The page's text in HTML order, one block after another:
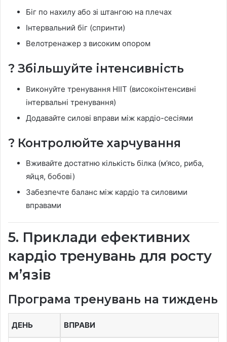
Біг по нахилу або зі штангою на плечах
Інтервальний біг (спринти)
Велотренажер з високим опором
? Збільшуйте інтенсивність
Виконуйте тренування HIIT (високоінтенсивні
інтервальні тренування)
Додавайте силові вправи між кардіо-сесіями
? Контролюйте харчування
Вживайте достатню кількість білка (м’ясо, риба,
яйця, бобові)
Забезпечте баланс між кардіо та силовими
вправами
5. Приклади ефективних
кардіо тренувань для росту
м’язів
Програма тренувань на тиждень
ДЕНЬ ВПРАВИ